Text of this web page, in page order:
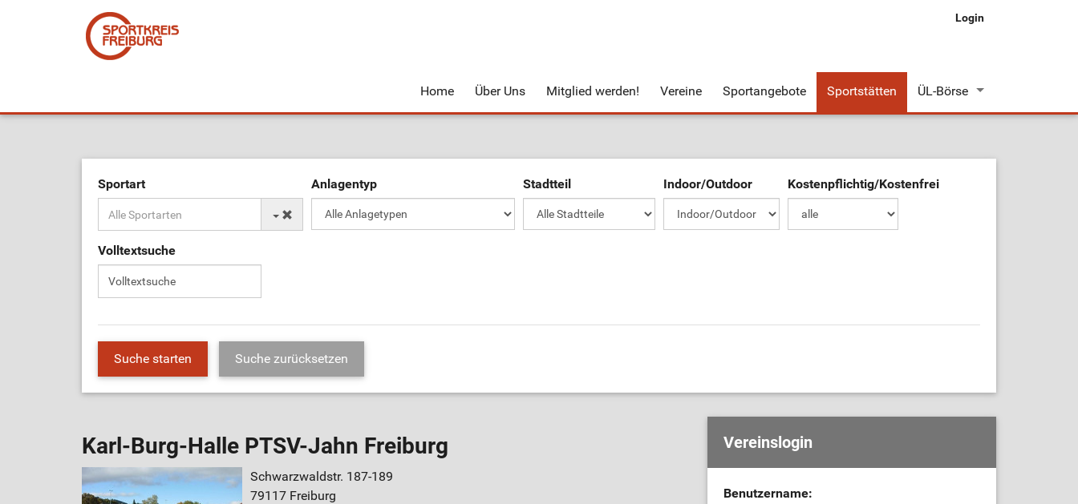
Login
Home Über Uns Mitglied werden! Vereine Sportangebote Sportstätten ÜL-Börse
Sportart
Anlagentyp Stadtteil Indoor/Outdoor Kostenpflichtig/Kostenfrei
Volltextsuche
Karl-Burg-Halle PTSV-Jahn Freiburg
Schwarzwaldstr. 187-189
79117 Freiburg
Vereinslogin
Benutzername: